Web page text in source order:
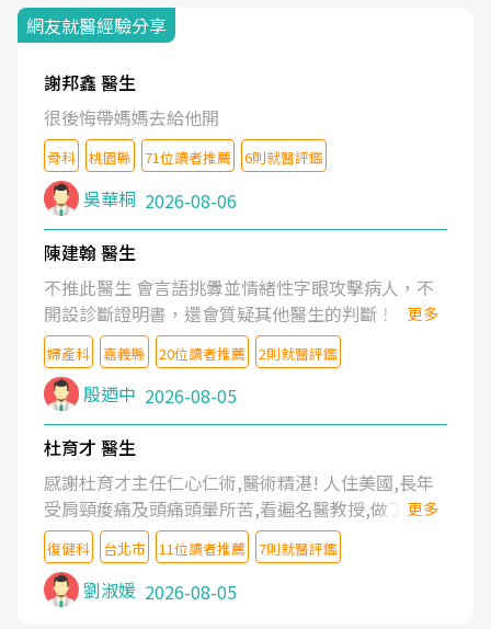
網友就醫經驗分享
謝邦鑫 醫生
很後悔帶媽媽去給他開
骨科 桃園縣 71位讀者推薦 6則就醫評鑑
吳華桐 2026-08-06
陳建翰 醫生
不推此醫生 會言語挑釁並情緒性字眼攻擊病人，不
開設診斷證明書，還會質疑其他醫生的判斷！
更多
婦產科 嘉義縣 20位讀者推薦 2則就醫評鑑
殷迺中 2026-08-05
杜育才 醫生
感謝杜育才主任仁心仁術,醫術精湛! 人住美國,長年
受肩頸痠痛及頭痛頭暈所苦,看遍名醫教授,做了各種
檢查,也嘗試過西醫打針,中醫針灸及物理徒手治療都
沒有用,後來連吃到嗎啡類止痛藥都效果有限,只是壓
症狀,沒多久就痛起來,多年失眠嚴重影響生活品質.
台灣親友介紹忠孝醫院杜育才主任是頸頭症候群專
更多
復健科 台北市 11位讀者推薦 7則就醫評鑑
劉淑媛 2026-08-05